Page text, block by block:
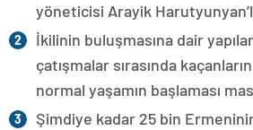
yöneticisi Arayik
İkilinin buluşmasına dair
çatışmalar sırasında
normal yaşamın başlaması
Şimdiye kadar 25 bin